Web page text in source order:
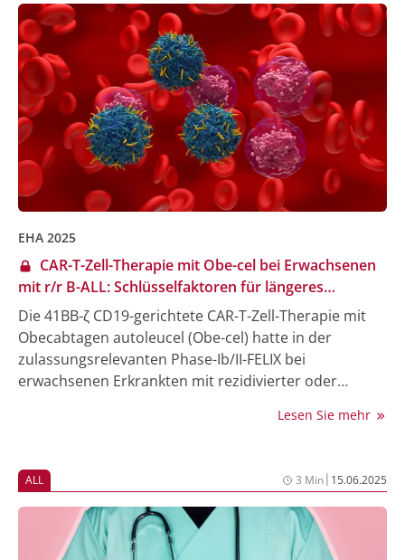
EHA 2025
CAR-T-Zell-Therapie mit Obe-cel bei Erwachsenen
mit r/r B-ALL: Schlüsselfaktoren für längeres
Überleben identifiziert
Die 41BB-ζ CD19-gerichtete CAR-T-Zell-Therapie mit
Obecabtagen autoleucel (Obe-cel) hatte in der
zulassungsrelevanten Phase-Ib/II-FELIX bei
erwachsenen Erkrankten mit rezidivierter oder
B-ALL) anhaltende Remissionen bei einer geringen
den USA ist Obe-cel in diesem Setting bereits
zugelassen, in der EU wurde die Zulassung
empfohlen. In einer bei der Jahrestagung der
European Hematology Association (EHA)
vorgestellten Untersuchung wurden – basierend auf
Lesen Sie mehr
ALL 3 Min| 15.06.2025